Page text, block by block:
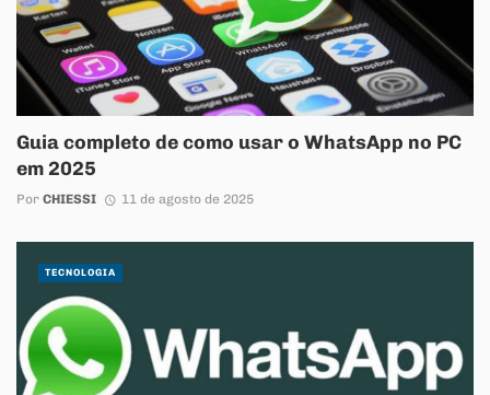
Guia completo de como usar o WhatsApp no PC
em 2025
Por CHIESSI 11 de agosto de 2025
TECNOLOGIA